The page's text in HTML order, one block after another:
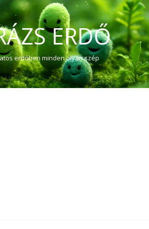
ERDŐ
erdőben minden olyan szép